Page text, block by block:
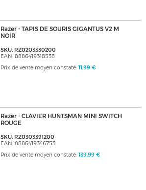
Razer - TAPIS DE SOURIS GIGANTUS V2 M
NOIR
SKU: RZ0203330200
EAN: 8886419318538
Prix de vente moyen constaté: 11,99 €
Razer - CLAVIER HUNTSMAN MINI SWITCH
ROUGE
SKU: RZ0303391200
EAN: 8886419346753
Prix de vente moyen constaté: 139,99 €